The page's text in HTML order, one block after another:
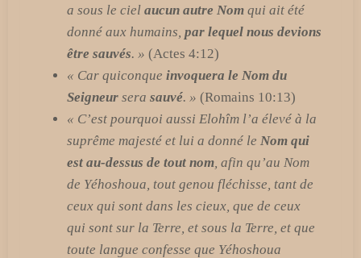
a sous le ciel aucun autre Nom qui ait été
donné aux humains, par lequel nous devions
être sauvés. » (Actes 4:12)
« Car quiconque invoquera le Nom du
Seigneur sera sauvé. » (Romains 10:13)
« C’est pourquoi aussi Elohîm l’a élevé à la
suprême majesté et lui a donné le Nom qui
est au-dessus de tout nom, afin qu’au Nom
de Yéhoshoua, tout genou fléchisse, tant de
ceux qui sont dans les cieux, que de ceux
qui sont sur la Terre, et sous la Terre, et que
toute langue confesse que Yéhoshoua